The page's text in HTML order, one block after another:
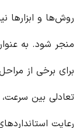
روش‌ها و ابزارها
منجر شود. به
برای برخی از
تعادلی بین
رعایت